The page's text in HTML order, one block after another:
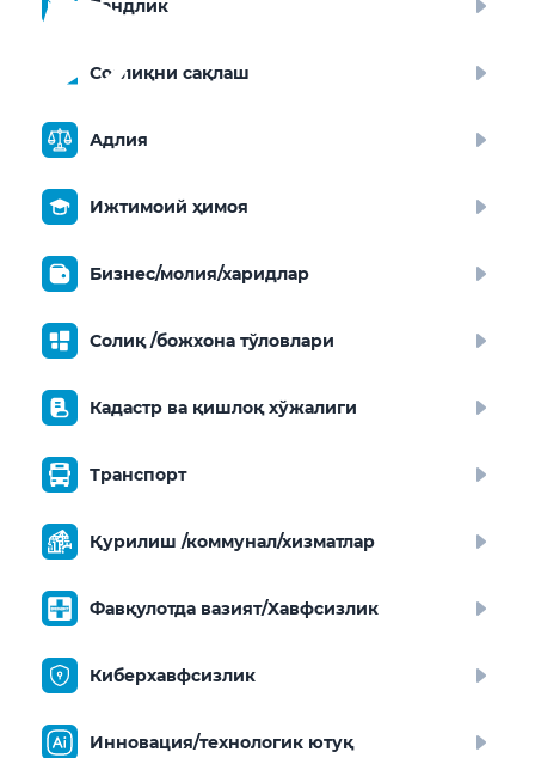
Бандлик
Соғлиқни сақлаш
Адлия
Ижтимоий ҳимоя
Бизнес/молия/харидлар
Солиқ /божхона тўловлари
Кадастр ва қишлоқ хўжалиги
Транспорт
Қурилиш /коммунал/хизматлар
Фавқулотда вазият/Хавфсизлик
Киберхавфсизлик
Инновация/технологик ютуқ